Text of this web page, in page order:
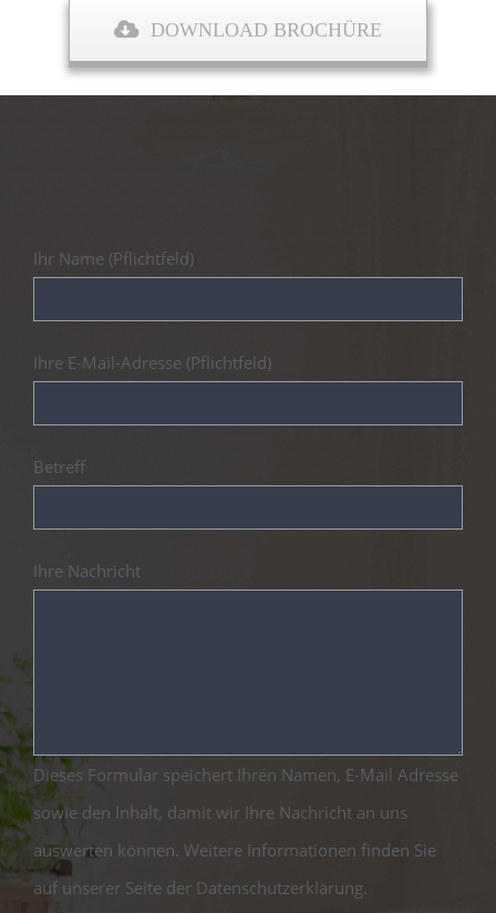
DOWNLOAD BROCHÜRE
Ihr Name (Pflichtfeld)
Ihre E-Mail-Adresse (Pflichtfeld)
Betreff
Ihre Nachricht
Dieses Formular speichert Ihren Namen, E-Mail Adresse
sowie den Inhalt, damit wir Ihre Nachricht an uns
auswerten können. Weitere Informationen finden Sie
auf unserer Seite der Datenschutzerklärung.